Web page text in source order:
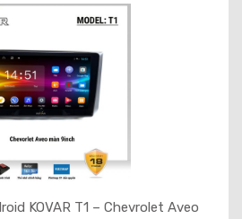
KOVAR T1 – Chevrolet Aveo